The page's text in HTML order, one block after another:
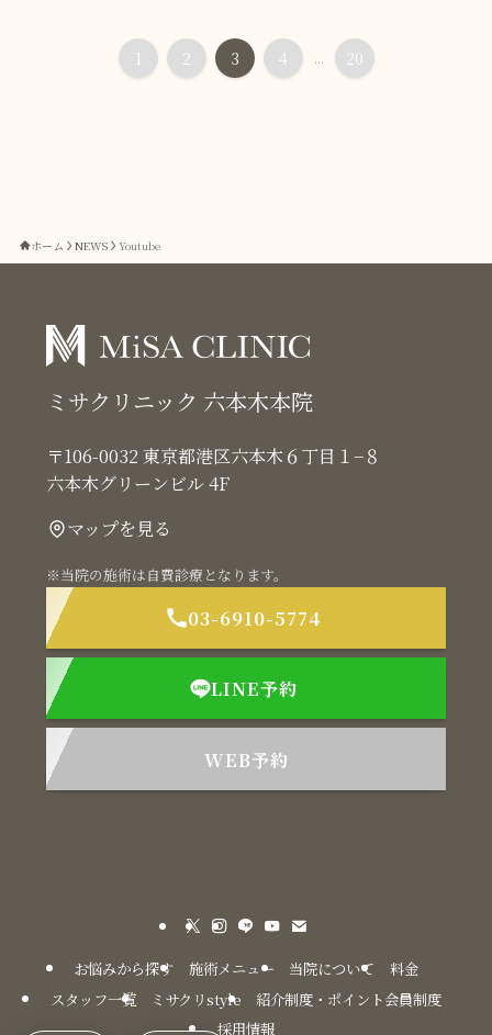
1 2 3 4 ... 20
ホーム NEWS Youtube
ミサクリニック 六本木本院
〒106-0032 東京都港区六本木６丁目１−８
六本木グリーンビル 4F
マップを見る
※当院の施術は自費診療となります。
03-6910-5774
LINE予約
WEB予約
お悩みから探す 施術メニュー 当院について
料金
スタッフ一覧
ミサクリstyle
紹介制度・ポイント会員制度
採用情報